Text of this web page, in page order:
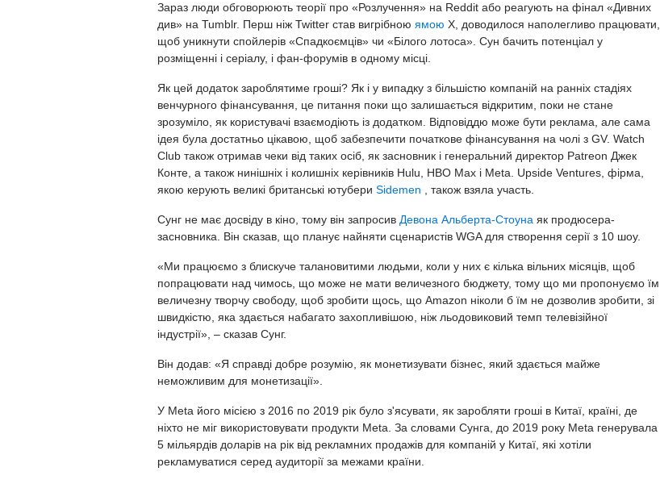
Зараз люди обговорюють теорії про «Розлучення» на Reddit або реагують на фінал «Дивних
див» на Tumblr. Перш ніж Twitter став вигрібною ямою X, доводилося наполегливо працювати,
щоб уникнути спойлерів «Спадкоємців» чи «Білого лотоса». Сун бачить потенціал у
розміщенні і серіалу, і фан-форумів в одному місці.
Як цей додаток зароблятиме гроші? Як і у випадку з більшістю компаній на ранніх стадіях
венчурного фінансування, це питання поки що залишається відкритим, поки не стане
зрозуміло, як користувачі взаємодіють із додатком. Відповіддю може бути реклама, але сама
ідея була достатньо цікавою, щоб забезпечити початкове фінансування на чолі з GV. Watch
Club також отримав чеки від таких осіб, як засновник і генеральний директор Patreon Джек
Конте, а також нинішніх і колишніх керівників Hulu, HBO Max і Meta. Upside Ventures, фірма,
якою керують великі британські ютубери Sidemen , також взяла участь.
Сунг не має досвіду в кіно, тому він запросив Девона Альберта-Стоуна як продюсера-
засновника. Він сказав, що планує найняти сценаристів WGA для створення серії з 10 шоу.
«Ми працюємо з блискуче талановитими людьми, коли у них є кілька вільних місяців, щоб
попрацювати над чимось, що може не мати величезного бюджету, тому що ми пропонуємо їм
величезну творчу свободу, щоб зробити щось, що Amazon ніколи б їм не дозволив зробити, зі
швидкістю, яка здається набагато захопливішою, ніж льодовиковий темп телевізійної
індустрії», – сказав Сунг.
Він додав: «Я справді добре розумію, як монетизувати бізнес, який здається майже
неможливим для монетизації».
У Meta його місією з 2016 по 2019 рік було з'ясувати, як заробляти гроші в Китаї, країні, де
ніхто не міг використовувати продукти Meta. За словами Сунга, до 2019 року Meta генерувала
5 мільярдів доларів на рік від рекламних продажів для компаній у Китаї, які хотіли
рекламуватися серед аудиторії за межами країни.